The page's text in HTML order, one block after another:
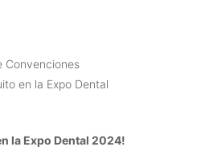
Convenciones
en la Expo Dental
la Expo Dental 2024!